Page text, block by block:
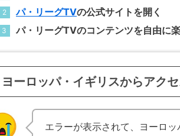
パ・リーグTVの公式サイトを開く
パ・リーグTVのコンテンツを自由に
ヨーロッパ・イギリスからアク
エラーが表示されて、ヨーロ